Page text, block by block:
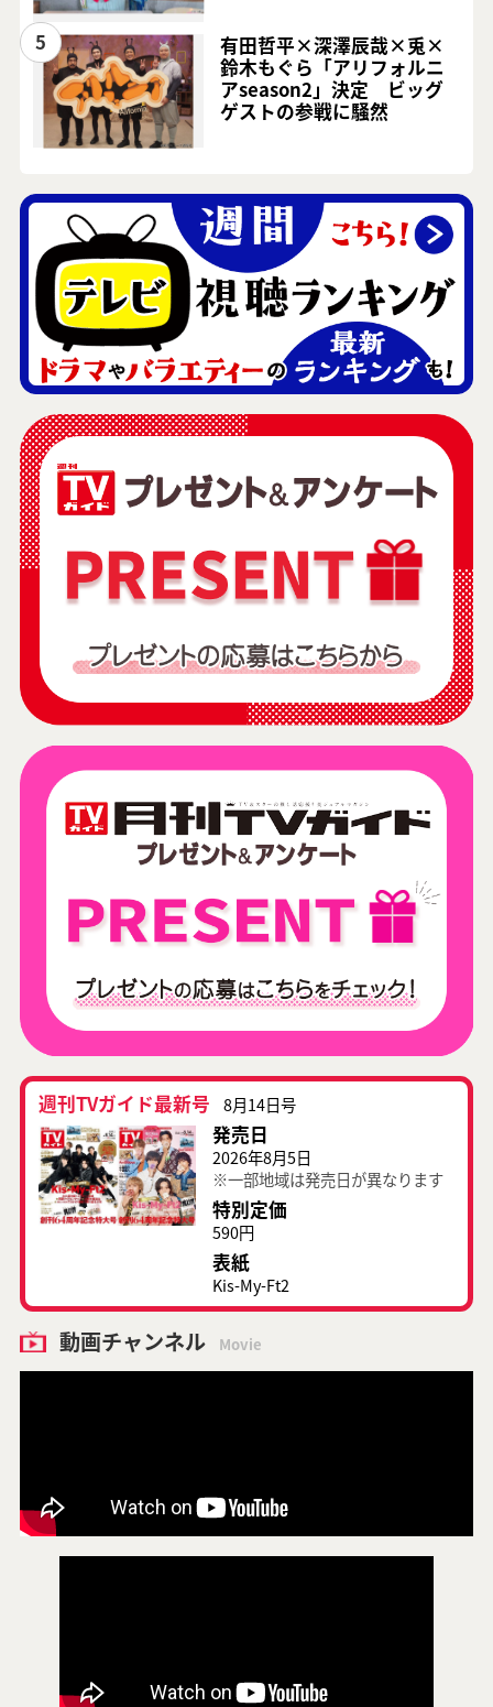
5
有田哲平×深澤辰哉×兎×
鈴木もぐら「アリフォルニ
アseason2」決定 ビッグ
ゲストの参戦に騒然
週刊TVガイド最新号 8月14日号
発売日
2026年8月5日
※一部地域は発売日が異なります
特別定価
590円
表紙
Kis-My-Ft2
動画チャンネル Movie